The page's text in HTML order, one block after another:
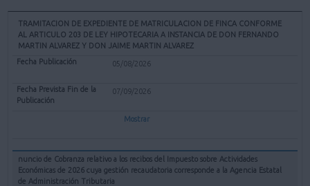
TRAMITACION DE EXPEDIENTE DE MATRICULACION DE FINCA CONFORME
AL ARTICULO 203 DE LEY HIPOTECARIA A INSTANCIA DE DON FERNANDO
MARTIN ALVAREZ Y DON JAIME MARTIN ALVAREZ
05/08/2026
07/09/2026
Mostrar
nuncio de Cobranza relativo a los recibos del Impuesto sobre Actividades
Económicas de 2026 cuya gestión recaudatoria corresponde a la Agencia Estatal
de Administración Tributaria